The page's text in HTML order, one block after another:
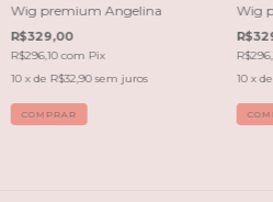
Wig premium Angelina
R$329,00
R$296,10com Pix
10 x de R$32,90 sem juros
Wig
10 x de